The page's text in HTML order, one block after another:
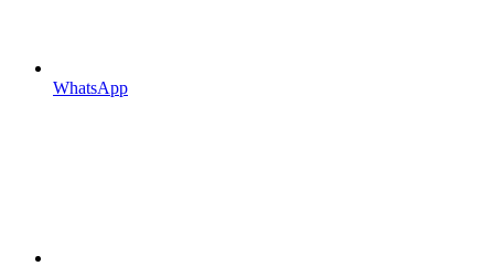
WhatsApp